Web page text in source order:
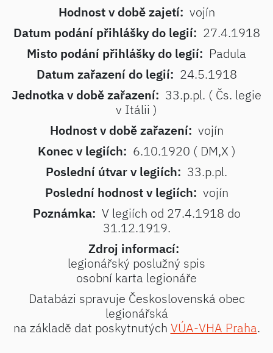
Hodnost v době zajetí: vojín
Datum podání přihlášky do legií: 27.4.1918
Misto podání přihlášky do legií: Padula
Datum zařazení do legií: 24.5.1918
Jednotka v době zařazení: 33.p.pl. ( Čs. legie
v Itálii )
Hodnost v době zařazení: vojín
Konec v legiích: 6.10.1920 ( DM,X )
Poslední útvar v legiích: 33.p.pl.
Poslední hodnost v legiích: vojín
Poznámka: V legiích od 27.4.1918 do
31.12.1919.
Zdroj informací:
legionářský poslužný spis
osobní karta legionáře
Databázi spravuje Československá obec
legionářská
na základě dat poskytnutých VÚA-VHA Praha.